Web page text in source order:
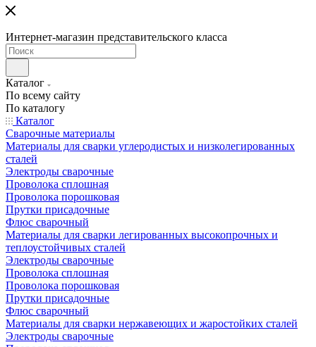
Интернет-магазин представительского класса
Каталог
По всему сайту
По каталогу
Каталог
Сварочные материалы
Материалы для сварки углеродистых и низколегированных
сталей
Электроды сварочные
Проволока сплошная
Проволока порошковая
Прутки присадочные
Флюс сварочный
Материалы для сварки легированных высокопрочных и
теплоустойчивых сталей
Электроды сварочные
Проволока сплошная
Проволока порошковая
Прутки присадочные
Флюс сварочный
Материалы для сварки нержавеющих и жаростойких сталей
Электроды сварочные